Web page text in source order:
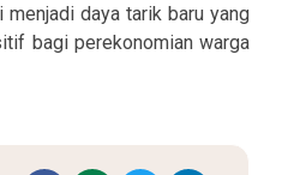
daya tarik baru yang
bagi perekonomian warga